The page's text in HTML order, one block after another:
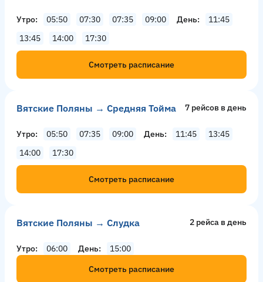
Утро 05:50 07:30 07:35 09:00 День
11:45
13:45
14:00 17:30
Смотреть расписание
Вятские Поляны → Средняя Тойма 7 рейсов в день
Утро 05:50 07:35 09:00 День 11:45
13:45
14:00
17:30
Смотреть расписание
Вятские Поляны → Слудка 2 рейсa в день
Утро 06:00 День
15:00
Смотреть расписание